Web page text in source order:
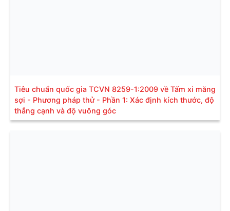
Tiêu chuẩn quốc gia TCVN 8259-1:2009 về Tấm xi măng
sợi - Phương pháp thử - Phần 1: Xác định kích thước, độ
thẳng cạnh và độ vuông góc